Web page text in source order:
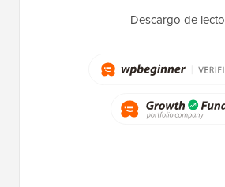
| Descargo de